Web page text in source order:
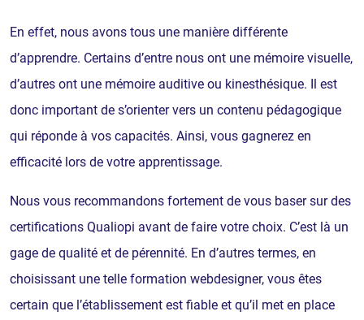
En effet, nous avons tous une manière différente
d’apprendre. Certains d’entre nous ont une mémoire visuelle,
d’autres ont une mémoire auditive ou kinesthésique. Il est
donc important de s’orienter vers un contenu pédagogique
qui réponde à vos capacités. Ainsi, vous gagnerez en
efficacité lors de votre apprentissage.
Nous vous recommandons fortement de vous baser sur des
certifications Qualiopi avant de faire votre choix. C’est là un
gage de qualité et de pérennité. En d’autres termes, en
choisissant une telle formation webdesigner, vous êtes
certain que l’établissement est fiable et qu’il met en place